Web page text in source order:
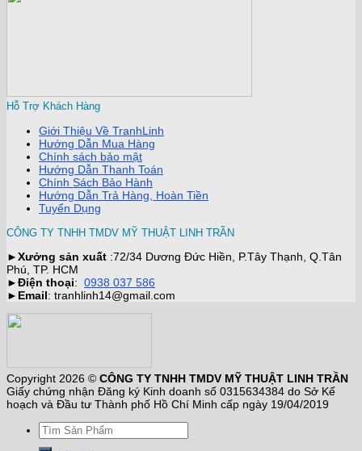
Hỗ Trợ Khách Hàng
Giới Thiệu Về TranhLinh
Hướng Dẫn Mua Hàng
Chính sách bảo mật
Hướng Dẫn Thanh Toán
Chính Sách Bảo Hành
Hướng Dẫn Trả Hàng, Hoàn Tiền
Tuyển Dụng
CÔNG TY TNHH TMDV MỸ THUẬT LINH TRẦN
►Xưởng sản xuất :72/34 Dương Đức Hiền, P.Tây Thạnh, Q.Tân
Phú, TP. HCM
►Điện thoại: 0938 037 586
► Email: tranhlinh14@gmail.com
Copyright 2026 © CÔNG TY TNHH TMDV MỸ THUẬT LINH TRẦN
Giấy chứng nhận Đăng ký Kinh doanh số 0315634384 do Sở Kế
hoạch và Đầu tư Thành phố Hồ Chí Minh cấp ngày 19/04/2019